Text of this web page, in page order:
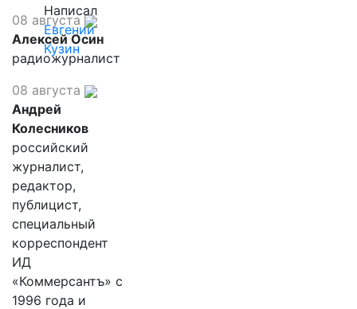
Написал
Евгений
Кузин
08 августа
Алексей Осин
радиожурналист
08 августа
Андрей
Колесников
российский
журналист,
редактор,
публицист,
специальный
корреспондент
ИД
«Коммерсантъ» с
1996 года и